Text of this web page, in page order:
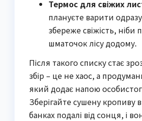
Термос для свіжих
плануєте варити
збереже свіжість, ніби
шматочок лісу додому.
Після такого списку стає
збір – це не хаос, а
який додає напою
Зберігайте сушену кропиву
банках подалі від сонця, і